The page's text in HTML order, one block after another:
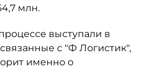
млн.
выступали в
с "Ф Логистик",
именно о